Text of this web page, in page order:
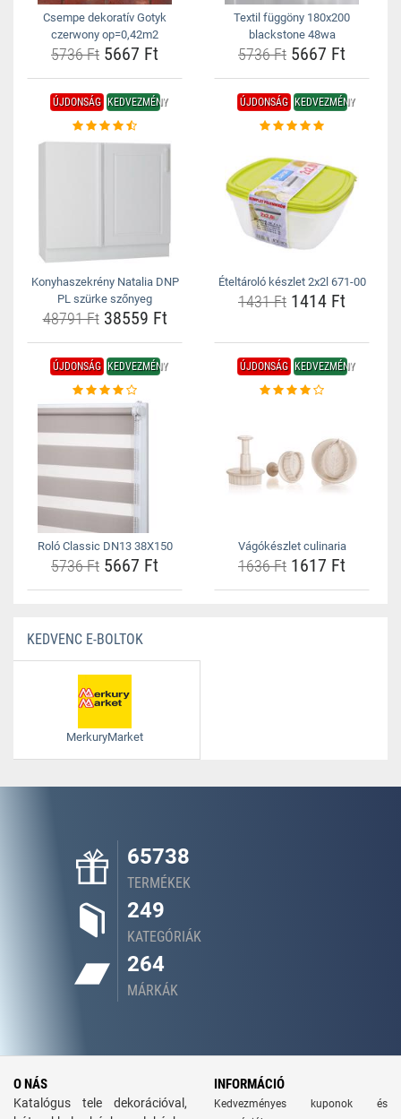
Csempe dekoratív Gotyk
czerwony op=0,42m2
5736 Ft 5667 Ft
Textil függöny 180x200
blackstone 48wa
5736 Ft 5667 Ft
ÚJDONSÁG KEDVEZMÉNY
Konyhaszekrény Natalia DNP
PL szürke szőnyeg
48791 Ft38559 Ft
ÚJDONSÁG KEDVEZMÉNY
Ételtároló készlet 2x2l 671-00
1431 Ft 1414 Ft
ÚJDONSÁG KEDVEZMÉNY
Roló Classic DN13 38X150
5736 Ft 5667 Ft
ÚJDONSÁG KEDVEZMÉNY
Vágókészlet culinaria
1636 Ft 1617 Ft
KEDVENC E-BOLTOK
MerkuryMarket
65738
TERMÉKEK
249
KATEGÓRIÁK
264
MÁRKÁK
O NÁS
Katalógus tele dekorációval,
INFORMÁCIÓ
Kedvezményes kuponok és